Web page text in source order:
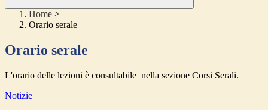
Home >
Orario serale
Orario serale
L'orario delle lezioni è consultabile nella sezione Corsi Serali.
Notizie